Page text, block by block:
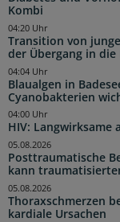
Kombi
Transition von
der Übergang in die
04:20 Uhr
Blaualgen in
Cyanobakterien
04:04 Uhr
HIV: Langwirksame
04:00 Uhr
Posttraumatische
kann
05.08.2026
Thoraxschmerzen
kardiale Ursachen
05.08.2026